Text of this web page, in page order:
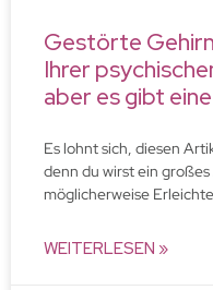
Gestörte
Ihrer
aber es gibt
Es lohnt sich, diesen
denn du wirst ein
möglicherweise
WEITERLESEN »